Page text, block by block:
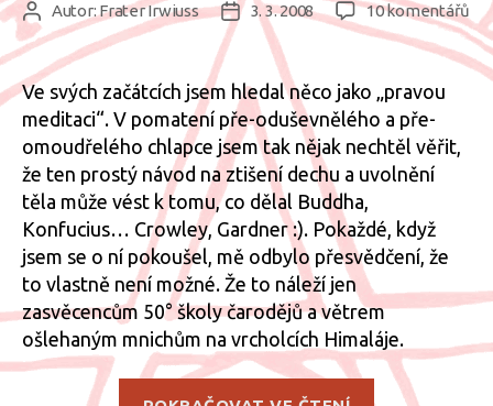
Autor
příspěvku
Autor: Frater Irwiuss
Datum
příspěvku
3. 3. 2008 10 komentářů
s
Ve svých začátcích jsem hledal něco jako „pravou
meditaci“. V pomatení pře-oduševnělého a pře-
omoudřelého chlapce jsem tak nějak nechtěl věřit,
že ten prostý návod na ztišení dechu a uvolnění
těla může vést k tomu, co dělal Buddha,
Konfucius… Crowley, Gardner :). Pokaždé, když
jsem se o ní pokoušel, mě odbylo přesvědčení, že
to vlastně není možné. Že to náleží jen
zasvěcencům 50° školy čarodějů a větrem
ošlehaným mnichům na vrcholcích Himaláje.
„„Pravá“